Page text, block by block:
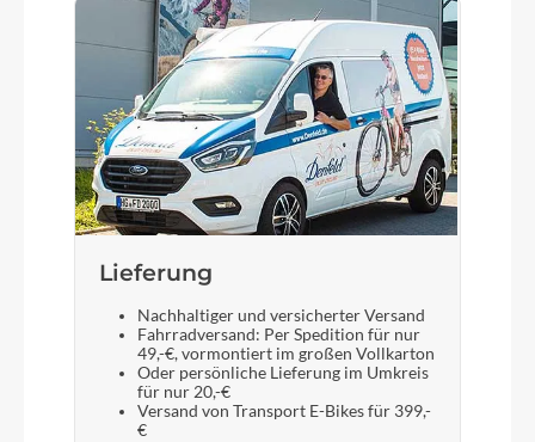
Lieferung
Nachhaltiger und versicherter Versand
Fahrradversand: Per Spedition für nur
49,-€, vormontiert im großen Vollkarton
Oder persönliche Lieferung im Umkreis
für nur 20,-€
Versand von Transport E-Bikes für 399,-
€